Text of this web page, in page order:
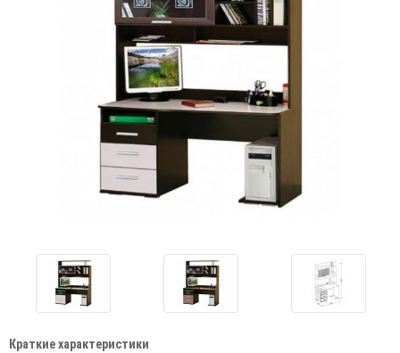
Краткие характеристики